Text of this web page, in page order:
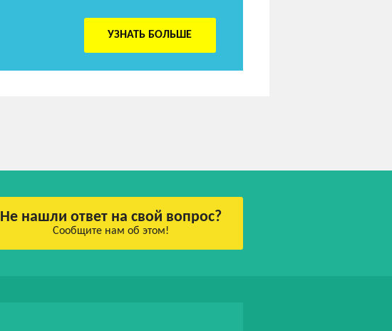
УЗНАТЬ БОЛЬШЕ
Не нашли ответ на свой вопрос?
Сообщите нам об этом!